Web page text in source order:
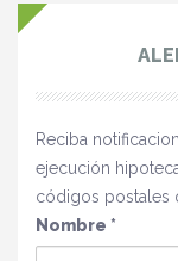
Reciba
ejecución
códigos postales
Nombre *